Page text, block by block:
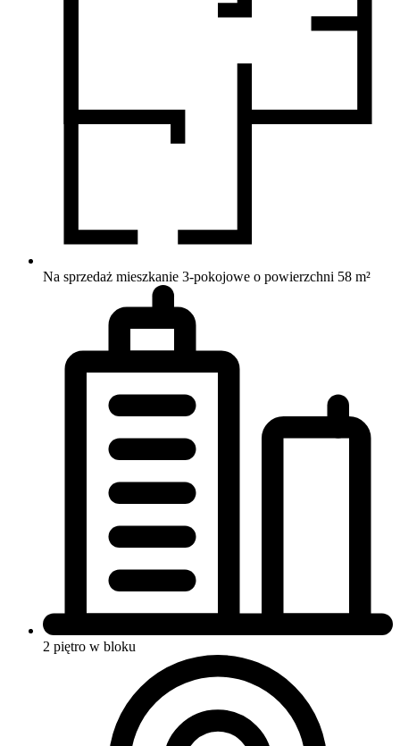
Na sprzedaż mieszkanie 3-pokojowe o powierzchni 58 m²
2 piętro w bloku